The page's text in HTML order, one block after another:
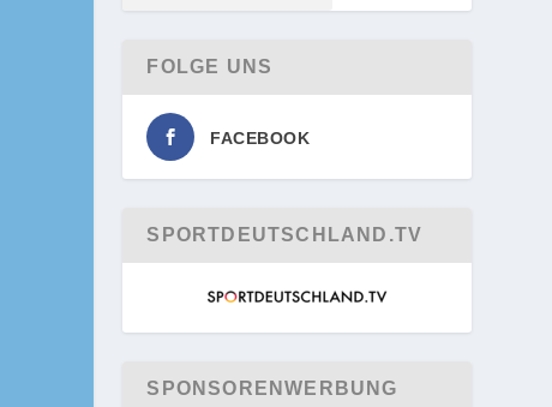
FOLGE UNS
FACEBOOK
SPORTDEUTSCHLAND.TV
SPONSORENWERBUNG